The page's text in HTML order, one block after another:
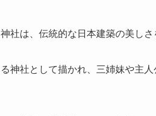
社は、伝統的な日本建築の美し
神社として描かれ、三姉妹や主